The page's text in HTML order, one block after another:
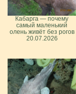
Кабарга — почему
самый маленький
олень живёт без рогов
20.07.2026